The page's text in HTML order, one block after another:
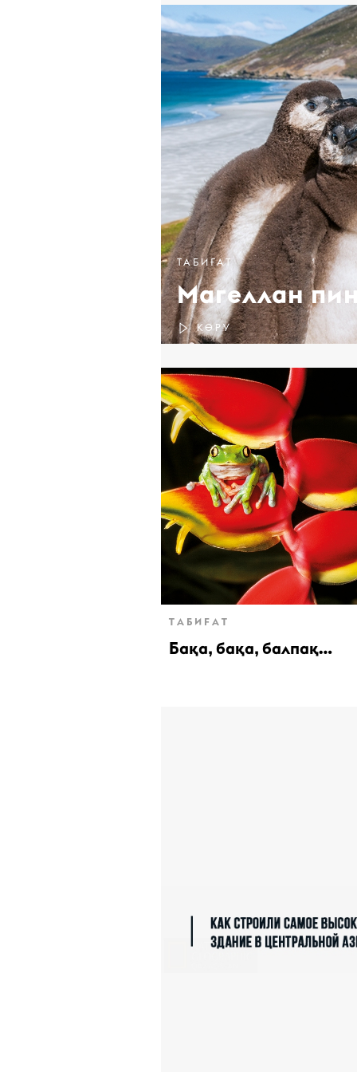
ТАБИҒАТ
Магеллан
КӨРУ
ТАБИҒАТ
Бақа, бақа, балпақ…